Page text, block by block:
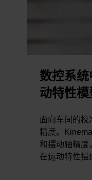
数控系
动特性模
面向车间的校
精度。
和摆动轴精度
在运动特性描